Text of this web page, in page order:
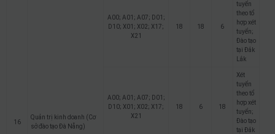
16
Quản trị kinh doanh (Cơ
sở đào tạo Đà Nẵng)
A00; A01; A07; D01;
D10; X01; X02; X17;
X21
18 18 6
tuyển
theo tổ
hợp xét
tuyển;
Đào tạo
tại Đắk
Lắk
A00; A01; A07; D01;
D10; X01; X02; X17;
X21
18 6 18
Xét
tuyển
theo tổ
hợp xét
tuyển;
Đào tạo
tại Đắk